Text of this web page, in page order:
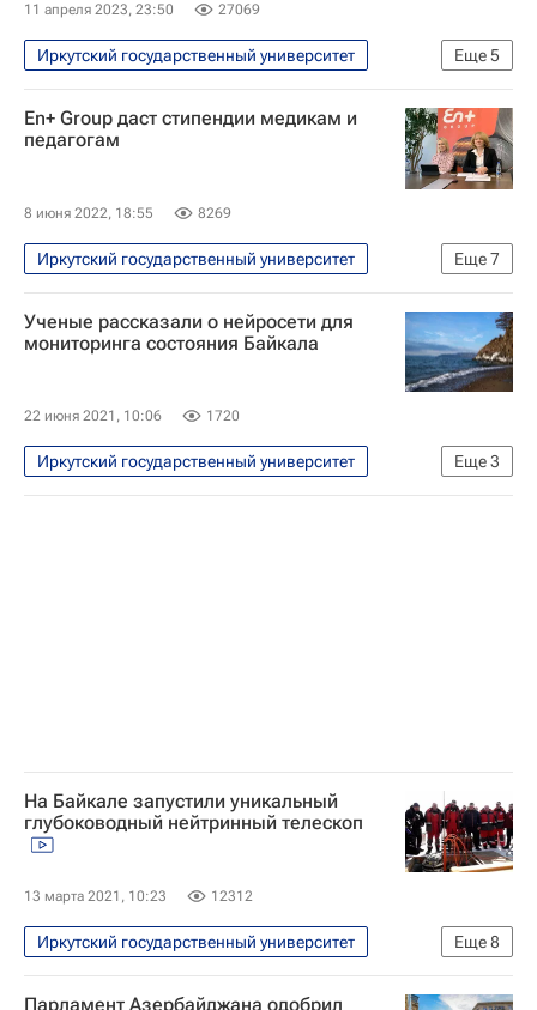
11 апреля 2023, 23:50 27069
Еще5
Иркутский государственный университет
Екатеринбург
Богданович
Сергей Язев
Усть-Кут
En+ Group даст стипендии медикам и
педагогам
8 июня 2022, 18:55 8269
Еще7
Иркутский государственный университет
Новый курс
Эн+ (En+ Group)
Общество
Олег Дерипаска
Новости компаний - Экономика
Ученые рассказали о нейросети для
мониторинга состояния Байкала
22 июня 2021, 10:06 1720
Еще3
Иркутский государственный университет
Общество
Технологии Байкал
На Байкале запустили уникальный
глубоководный нейтринный телескоп
13 марта 2021, 10:23 12312
Еще8
Иркутский государственный университет
Московская область (Подмосковье)
Парламент Азербайджана одобрил